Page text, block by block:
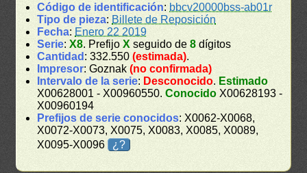
Código de identificación: bbcv20000bss-ab01r
Tipo de pieza: Billete de Reposición
Fecha: Enero 22 2019
Serie:X8. PrefijoX seguido de8 dígitos
Cantidad : 332.550(estimada).
Impresor: Goznak(no confirmada)
Intervalo de la serie: Desconocido. Estimado
X00628001 - X00960550.Conocido X00628193 -
X00960194
Prefijos de serie conocidos: X0062-X0068,
X0072-X0073, X0075, X0083, X0085, X0089,
X0095-X0096
¿?